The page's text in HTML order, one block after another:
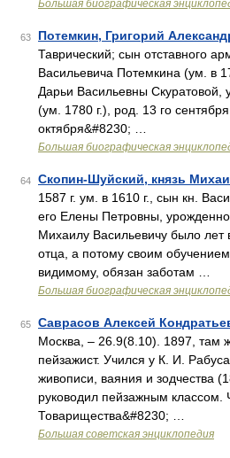
Большая биографическая
63 Потемкин, Григорий
Таврический; сын отставного
Васильевича Потемкина (ум. в
Дарьи Васильевны Скуратовой,
(ум. 1780 г.), род. 13 го
октября&#8230; …
Большая биографическая
64 Скопин-Шуйский, князь
1587 г. ум. в 1610 г., сын кн.
его Елены Петровны,
Михаилу Васильевичу было лет
отца, а потому своим
видимому, обязан заботам …
Большая биографическая
65 Саврасов Алексей
Москва, ‒ 26.9(8.10). 1897, там
пейзажист. Учился у К. И.
живописи, ваяния и зодчества
руководил пейзажным классом.
Товарищества&#8230; …
Большая советская энциклопедия